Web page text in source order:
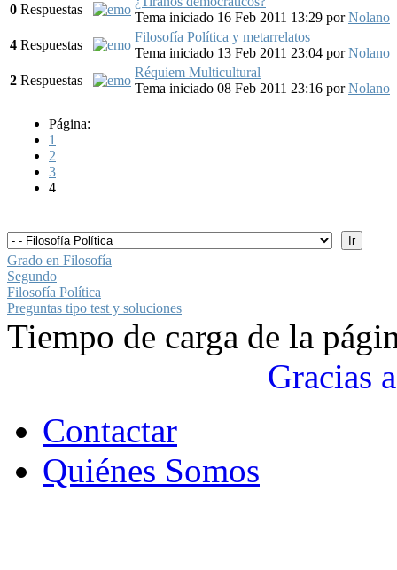
0 Respuestas
Tema iniciado 16 Feb 2011 13:29 porNolano
4 Respuestas
Filosofía Política y metarrelatos
Tema iniciado 13 Feb 2011 23:04 porNolano
2 Respuestas
Réquiem Multicultural
Tema iniciado 08 Feb 2011 23:16 porNolano
Página:
1
2
3
4
Grado en Filosofía
Segundo
Filosofía Política
Preguntas tipo test y soluciones
Tiempo de carga de la
Gracias a
Contactar
Quiénes Somos